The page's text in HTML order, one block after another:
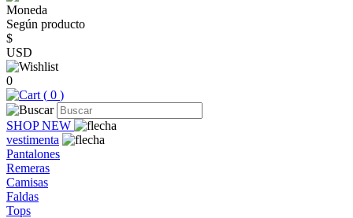
Moneda
Según producto
$
USD
0
( 0 )
SHOP NEW
vestimenta
Pantalones
Remeras
Camisas
Faldas
Tops